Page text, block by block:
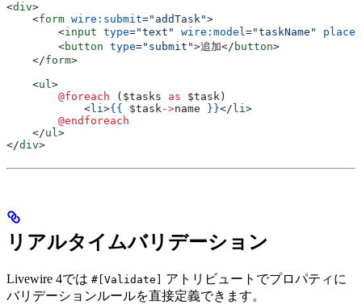
<div>
    <
form wire:submit="addTask">
        <
input type="text" wire:model="taskName"
        <
button type="submit">追加</ button>
    </
form>
    <
ul>
        @foreach
( $tasks as $task )
            <
li>{{ $task->name }}</ li>
        @endforeach
    </
ul>
</div>
リアルタイムバリデーション
Livewire 4では #[Validate]
アトリビュートでプロパティに
バリデーションルールを直接定義できます。